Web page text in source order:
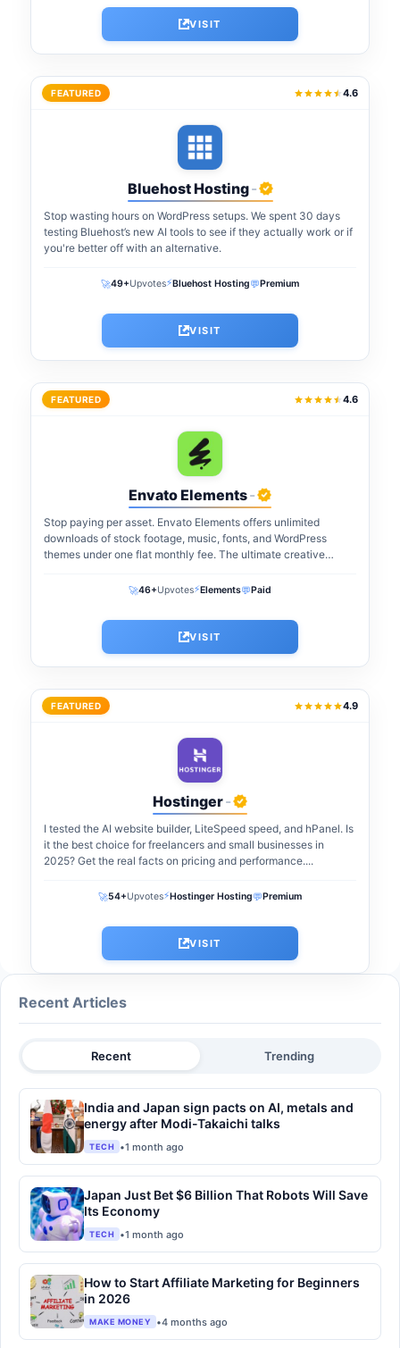
VISIT
FEATURED 4.6
Bluehost Hosting-
Stop wasting hours on WordPress setups. We spent 30 days
testing Bluehost’s new AI tools to see if they actually work or if
you're better off with an alternative.
🚀49+Upvotes⚡Bluehost Hosting💬Premium
VISIT
FEATURED 4.6
Envato Elements-
Stop paying per asset. Envato Elements offers unlimited
downloads of stock footage, music, fonts, and WordPress
themes under one flat monthly fee. The ultimate creative
🚀46+Upvotes⚡Elements💬Paid
VISIT
FEATURED 4.9
Hostinger-
I tested the AI website builder, LiteSpeed speed, and hPanel. Is
it the best choice for freelancers and small businesses in
2025? Get the real facts on pricing and performance....
🚀54+Upvotes⚡Hostinger Hosting💬Premium
VISIT
Recent Articles
Recent Trending
India and Japan sign pacts on AI, metals and
energy after Modi-Takaichi talks
TECH •1 month ago
Japan Just Bet $6 Billion That Robots Will Save
Its Economy
TECH •1 month ago
How to Start Affiliate Marketing for Beginners
in 2026
MAKE MONEY •4 months ago